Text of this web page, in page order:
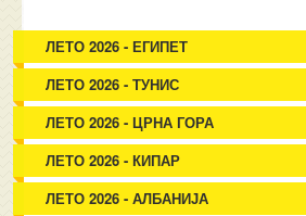
ЛЕТО 2026 - ЕГИПЕТ
ЛЕТО 2026 - ТУНИС
ЛЕТО 2026 - ЦРНА ГОРА
ЛЕТО 2026 - КИПАР
ЛЕТО 2026 - АЛБАНИЈА